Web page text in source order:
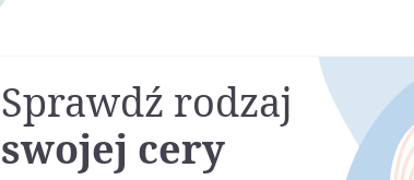
Sprawdź rodzaj
swojej cery